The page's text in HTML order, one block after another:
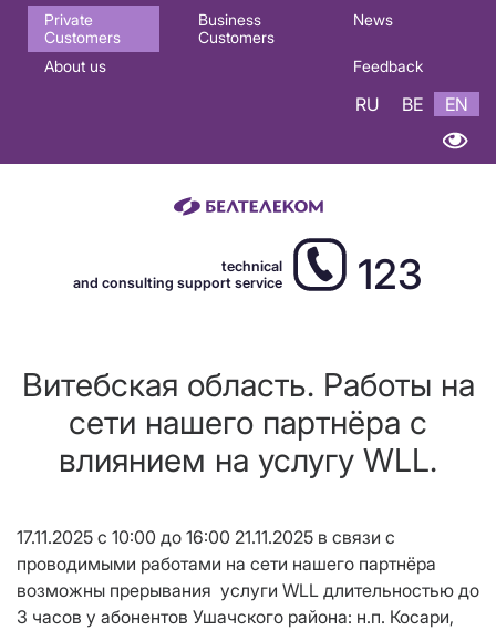
Основная
навигация
Private
Customers
Business
Customers
News
About us Feedback
RU BE EN
technical
and consulting support service
123
Витебская область. Работы на
сети нашего партнёра с
влиянием на услугу WLL.
17.11.2025 с 10:00 до 16:00 21.11.2025 в связи с
проводимыми работами на сети нашего партнёра
возможны прерывания услуги WLL длительностью до
3 часов у абонентов Ушачского района: н.п. Косари,